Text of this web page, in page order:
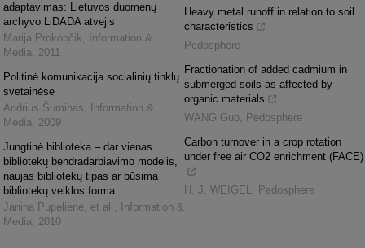
adaptavimas: Lietuvos duomenų
archyvo LiDADA atvejis
Marija Prokopčik,
Information &
Media, 2011
Politinė komunikacija socialinių tinklų
svetainėse
Andrius Šuminas,
Information &
Media, 2009
Jungtinė biblioteka – dar vienas
bibliotekų bendradarbiavimo modelis,
naujas bibliotekų tipas ar būsima
bibliotekų veiklos forma
Janina Pupelienė, et al. ,
Information &
Media, 2010
Heavy metal runoff in relation to soil
characteristics
Pedosphere
Fractionation of added cadmium in
submerged soils as affected by
organic materials
WANG Guo, Pedosphere
Carbon turnover in a crop rotation
under free air CO2 enrichment (FACE)
H. J. WEIGEL, Pedosphere